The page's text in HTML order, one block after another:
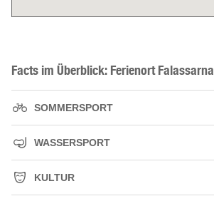
Facts im Überblick: Ferienort Falassarna
SOMMERSPORT
WASSERSPORT
KULTUR